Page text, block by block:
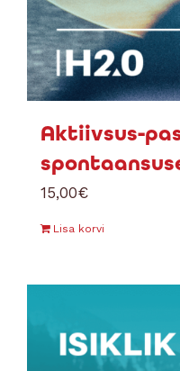
Aktiivsus-
15,00€
Lisa korvi